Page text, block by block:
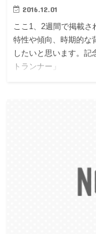
2016.12.01
ここ1、2週間で掲載
特性や傾向、時期的な
したいと思います。
トランナー」